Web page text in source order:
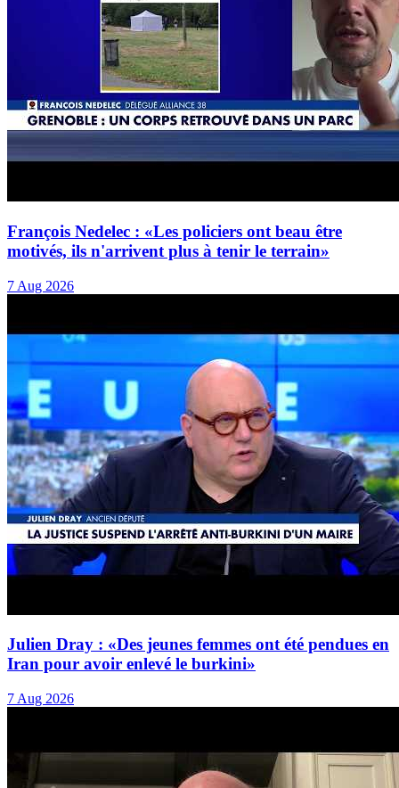
François Nedelec : «Les policiers ont beau être
motivés, ils n'arrivent plus à tenir le terrain»
7 Aug 2026
Julien Dray : «Des jeunes femmes ont été pendues en
Iran pour avoir enlevé le burkini»
7 Aug 2026